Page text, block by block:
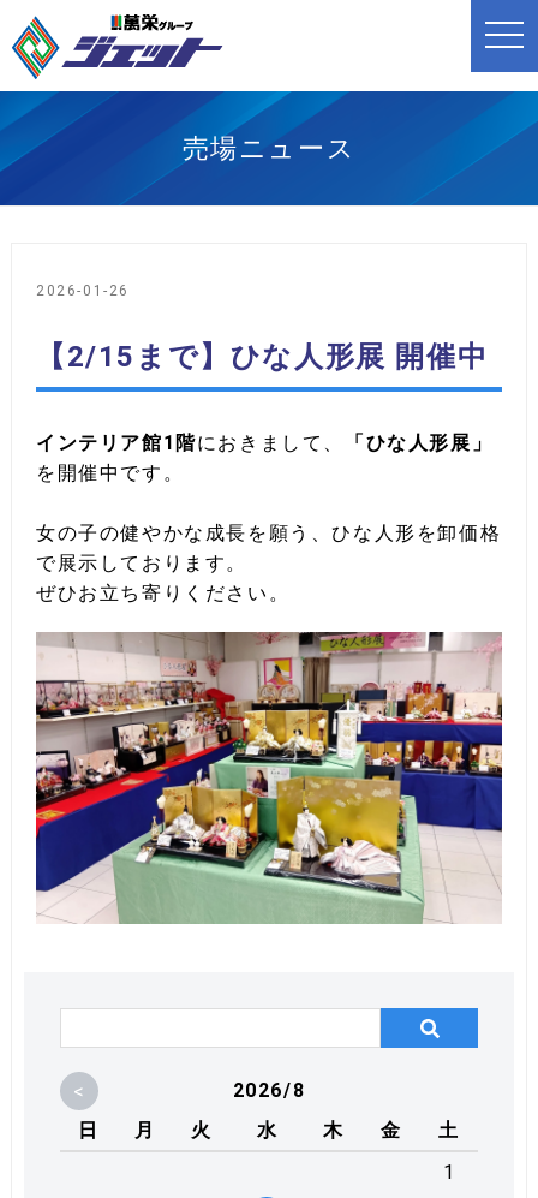
t
o
n
g
売場ニュース
2026-01-26
【2/15まで】ひな人形展 開催中
インテリア館1階におきまして、
「ひな人形展」
を開催中です。
女の子の健やかな成長を願う、ひな人形を卸価格
で展示しております。
ぜひお立ち寄りください。
<
2026/8
日
月 火 水 木 金
土
1